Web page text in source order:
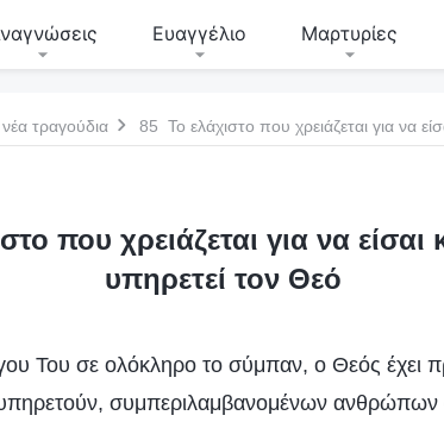
Ευαγγέλιο Μαρτυρίες
τραγούδια 85 Το ελάχιστο που χρειάζεται για να
που χρειάζεται για να
υπηρετεί τον Θεό
Του σε ολόκληρο το σύμπαν, ο Θεός έχει
συμπεριλαμβανομένων ανθρώπων